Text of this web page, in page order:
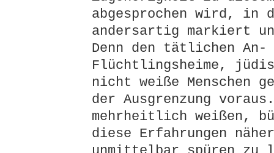
abgesprochen wird, in
andersartig markiert
Denn den tätlichen
Flüchtlingsheime,
nicht weiße Menschen
der Ausgrenzung
mehrheitlich weißen,
diese Erfahrungen